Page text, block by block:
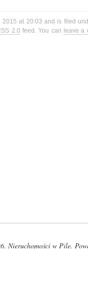
2015 at 20:03 and is filed
2.0 feed. You can leave a
Nieruchomości w Pile.